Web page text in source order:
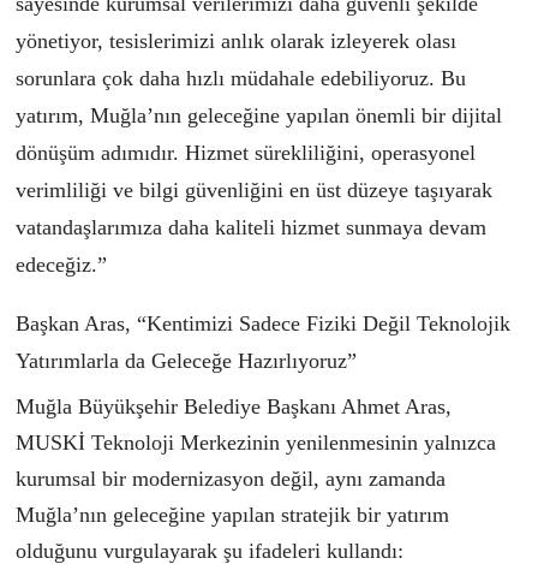
yönetiyor, tesislerimizi anlık olarak izleyerek olası
sorunlara çok daha hızlı müdahale edebiliyoruz. Bu
yatırım, Muğla’nın geleceğine yapılan önemli bir dijital
dönüşüm adımıdır. Hizmet sürekliliğini, operasyonel
verimliliği ve bilgi güvenliğini en üst düzeye taşıyarak
vatandaşlarımıza daha kaliteli hizmet sunmaya devam
edeceğiz.”
Başkan Aras, “Kentimizi Sadece Fiziki Değil Teknolojik
Yatırımlarla da Geleceğe Hazırlıyoruz”
Muğla Büyükşehir Belediye Başkanı Ahmet Aras,
MUSKİ Teknoloji Merkezinin yenilenmesinin yalnızca
kurumsal bir modernizasyon değil, aynı zamanda
Muğla’nın geleceğine yapılan stratejik bir yatırım
olduğunu vurgulayarak şu ifadeleri kullandı: